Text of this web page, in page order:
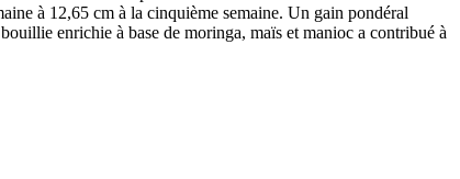
à 12,65 cm à la cinquième semaine. Un gain pondéral
enrichie à base de moringa, maïs et manioc a contribué à